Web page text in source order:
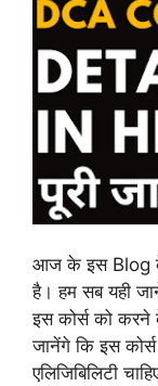
आज के इस Blog के
है। हम सब यही
इस कोर्स को करने
जानेंगे कि इस
एलिजिबिलिटी